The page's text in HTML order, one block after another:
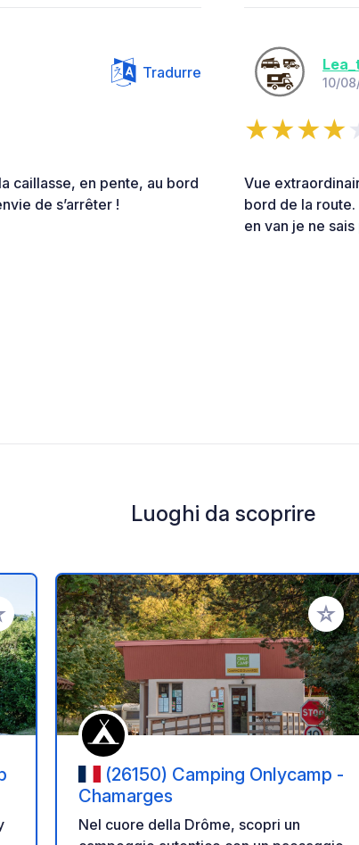
Tradurre
caillasse, en pente, au bord
de s’arrêter !
10/
Vue
bord de la
en van je ne
Luoghi da scoprire
ai tuoi preferiti
(26150) Camping Onlycamp -
Chamarges
Nel cuore della Drôme, scopri un